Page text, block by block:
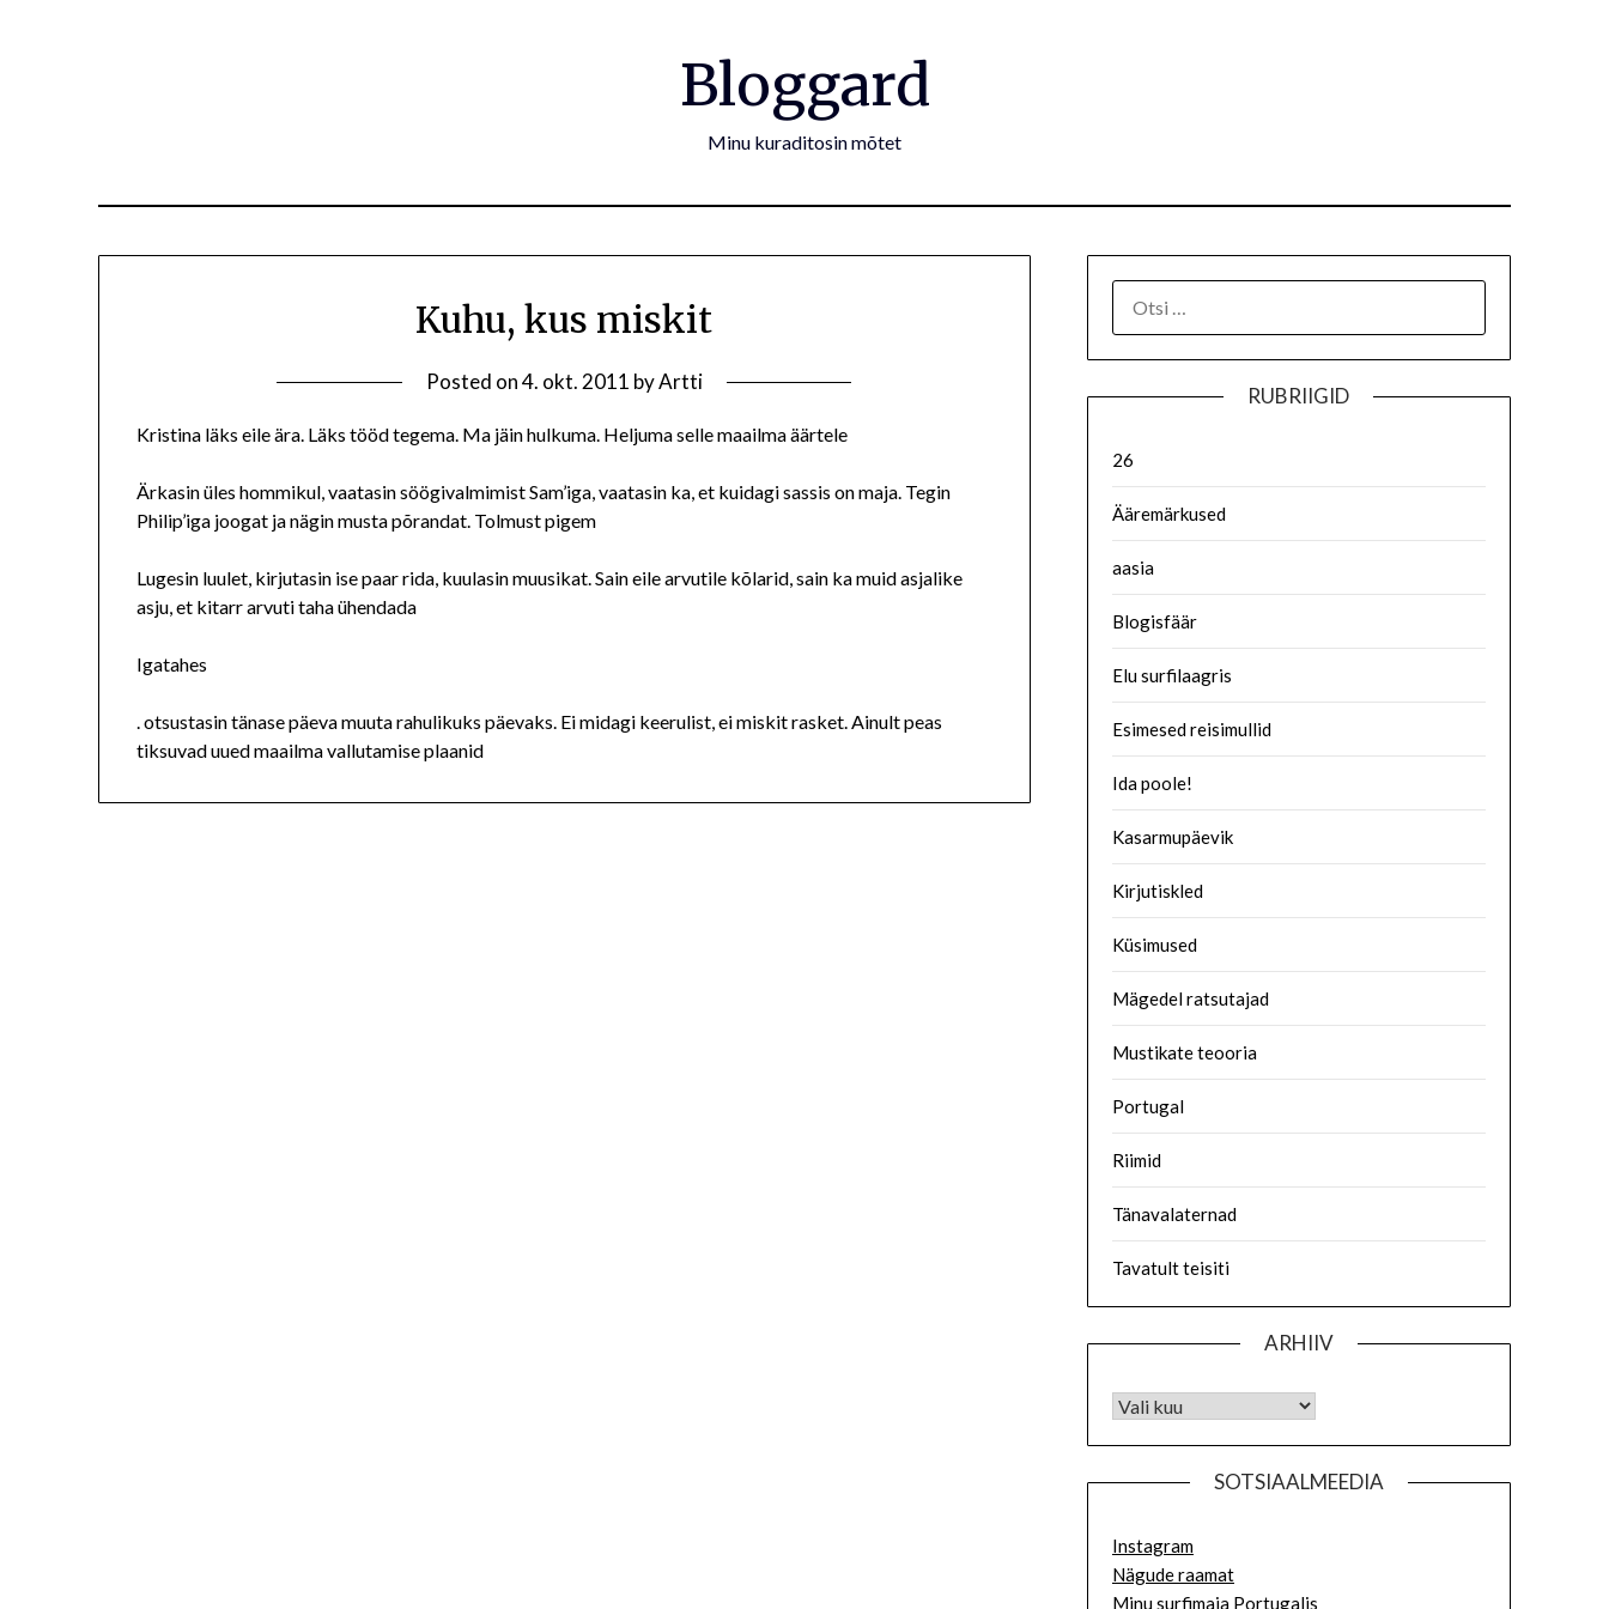
Bloggard
Minu kuraditosin mõtet
Kuhu, kus miskit
Posted on4. okt. 2011 byArtti
Kristina läks eile ära. Läks tööd tegema. Ma jäin hulkuma. Heljuma selle maailma äärtele
Ärkasin üles hommikul, vaatasin söögivalmimist Sam’iga, vaatasin ka, et kuidagi sassis on maja. Tegin
Philip’iga joogat ja nägin musta põrandat. Tolmust pigem
Lugesin luulet, kirjutasin ise paar rida, kuulasin muusikat. Sain eile arvutile kõlarid, sain ka muid asjalike
asju, et kitarr arvuti taha ühendada
Igatahes
. otsustasin tänase päeva muuta rahulikuks päevaks. Ei midagi keerulist, ei miskit rasket. Ainult peas
tiksuvad uued maailma vallutamise plaanid
RUBRIIGID
26
Ääremärkused
aasia
Blogisfäär
Elu surfilaagris
Esimesed reisimullid
Ida poole!
Kasarmupäevik
Kirjutiskled
Küsimused
Mägedel ratsutajad
Mustikate teooria
Portugal
Riimid
Tänavalaternad
Tavatult teisiti
ARHIIV
SOTSIAALMEEDIA
Instagram
Nägude raamat
Minu surfimaja Portugalis